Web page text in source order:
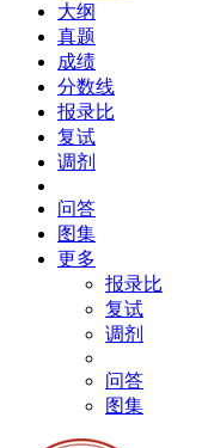
大纲
真题
成绩
分数线
报录比
复试
调剂
问答
图集
更多
报录比
复试
调剂
问答
图集